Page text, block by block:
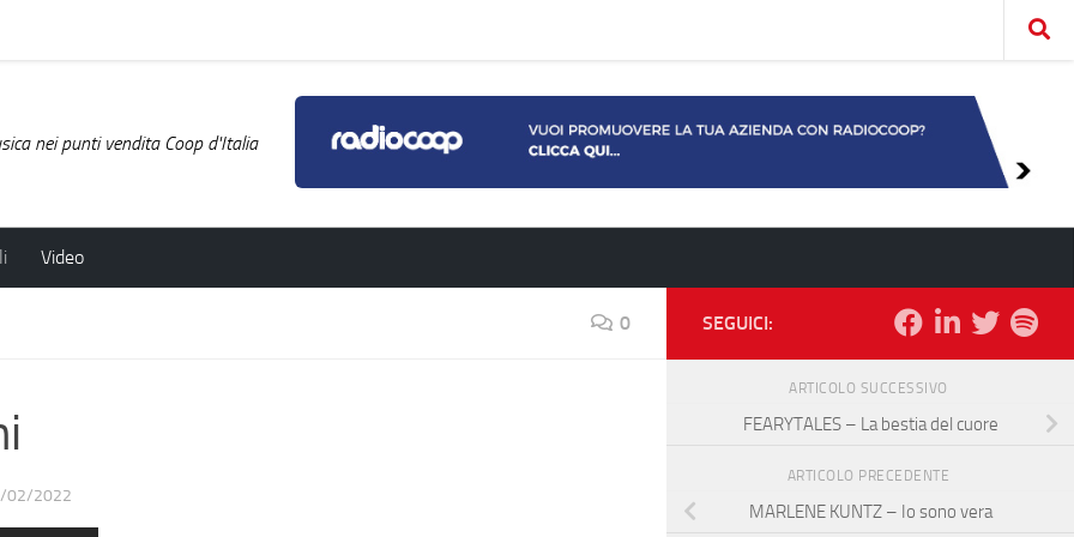
nei punti vendita Coop d'Italia
Video
0
02/2022
SEGUICI:
ARTICOLO SUCCESSIVO
FEARYTALES – La bestia del cuore
ARTICOLO PRECEDENTE
MARLENE KUNTZ – Io sono vera